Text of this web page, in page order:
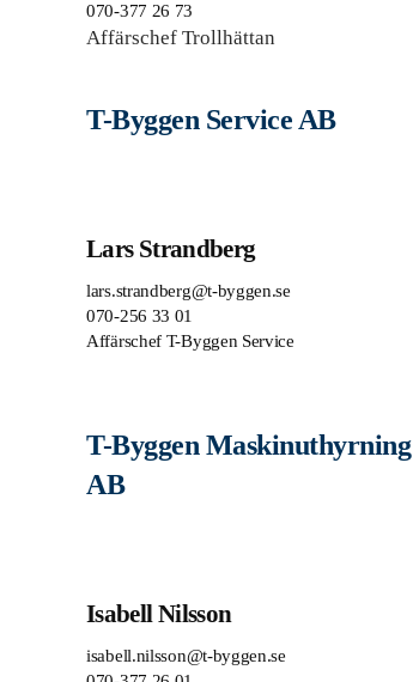
070-377 26 73
Affärschef Trollhättan
T-Byggen Service AB
Lars Strandberg
lars.strandberg@t-byggen.se
070-256 33 01
Affärschef T-Byggen Service
T-Byggen Maskinuthyrning
AB
Isabell Nilsson
isabell.nilsson@t-byggen.se